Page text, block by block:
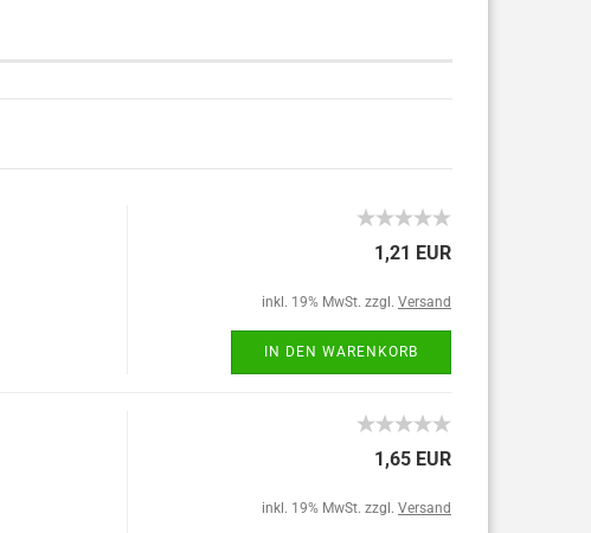
erstellen
1,21 EUR
inkl. 19% MwSt. zzgl. Versand
IN DEN WARENKORB
1,65 EUR
inkl. 19% MwSt. zzgl. Versand